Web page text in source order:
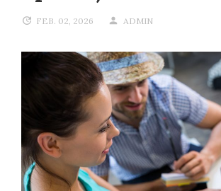
FEB. 02, 2026 ADMIN